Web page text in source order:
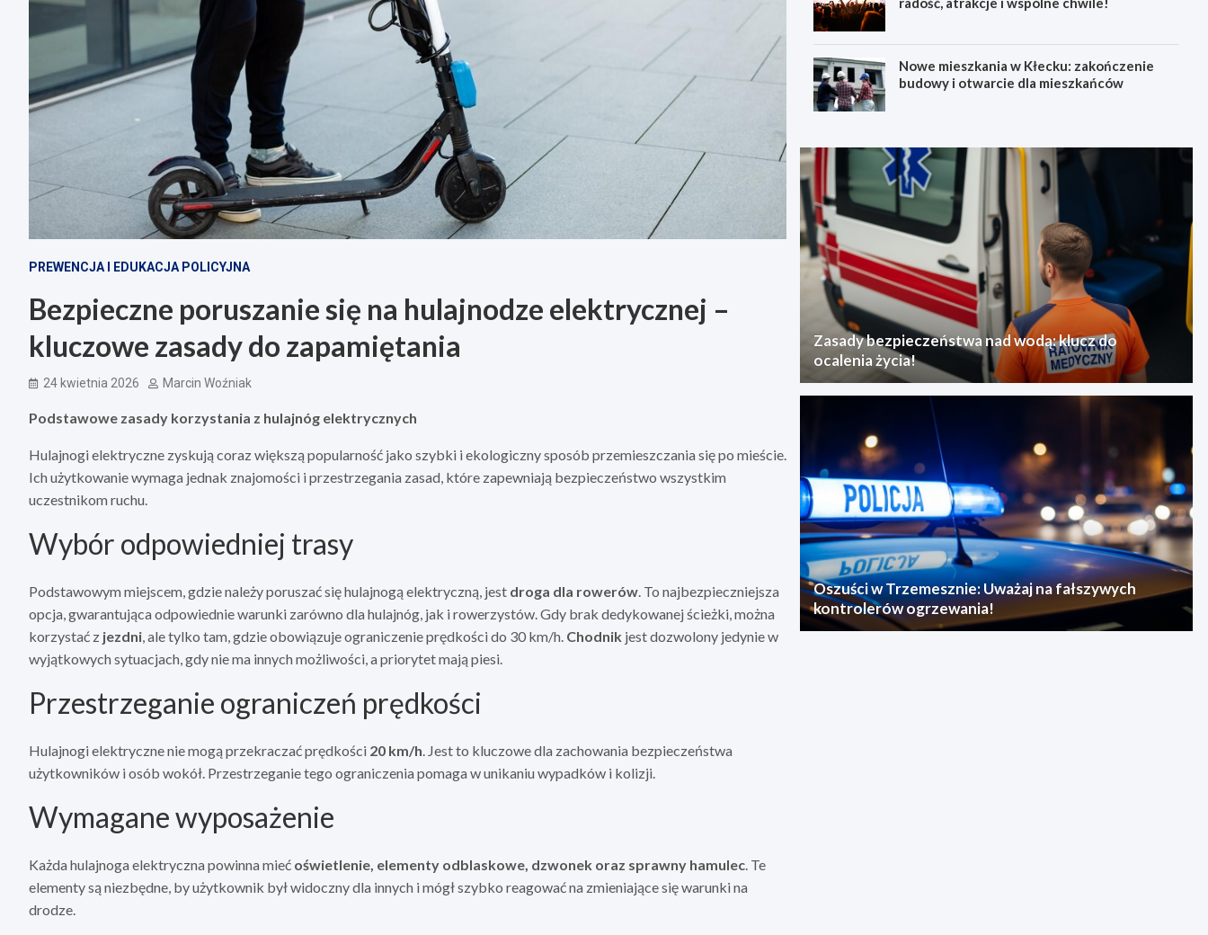
PREWENCJA I EDUKACJA POLICYJNA
Bezpieczne poruszanie się na hulajnodze elektrycznej –
kluczowe zasady do zapamiętania
24 kwietnia 2026 Marcin Woźniak
Podstawowe zasady korzystania z hulajnóg elektrycznych
Hulajnogi elektryczne zyskują coraz większą popularność jako szybki i ekologiczny sposób przemieszczania się po mieście.
Ich użytkowanie wymaga jednak znajomości i przestrzegania zasad, które zapewniają bezpieczeństwo wszystkim
uczestnikom ruchu.
Wybór odpowiedniej trasy
Podstawowym miejscem, gdzie należy poruszać się hulajnogą elektryczną, jest droga dla rowerów. To najbezpieczniejsza
opcja, gwarantująca odpowiednie warunki zarówno dla hulajnóg, jak i rowerzystów. Gdy brak dedykowanej ścieżki, można
korzystać z jezdni, ale tylko tam, gdzie obowiązuje ograniczenie prędkości do 30 km/h. Chodnik jest dozwolony jedynie w
wyjątkowych sytuacjach, gdy nie ma innych możliwości, a priorytet mają piesi.
Przestrzeganie ograniczeń prędkości
Hulajnogi elektryczne nie mogą przekraczać prędkości 20 km/h. Jest to kluczowe dla zachowania bezpieczeństwa
użytkowników i osób wokół. Przestrzeganie tego ograniczenia pomaga w unikaniu wypadków i kolizji.
Wymagane wyposażenie
Każda hulajnoga elektryczna powinna mieć oświetlenie, elementy odblaskowe, dzwonek oraz sprawny hamulec. Te
elementy są niezbędne, by użytkownik był widoczny dla innych i mógł szybko reagować na zmieniające się warunki na
drodze.
Nowe mieszkania w Kłecku: zakończenie
budowy i otwarcie dla mieszkańców
Zasady bezpieczeństwa nad wodą: klucz do
ocalenia życia!
Oszuści w Trzemesznie: Uważaj na fałszywych
kontrolerów ogrzewania!